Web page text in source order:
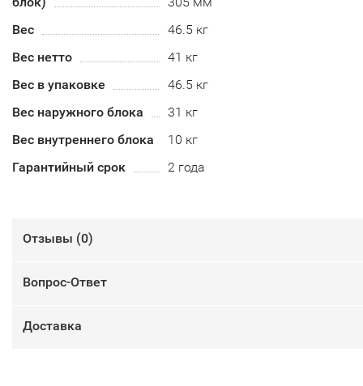
Вес
46.5 кг
Вес нетто
41 кг
Вес в упаковке
46.5 кг
Вес наружного блока
31 кг
Вес внутреннего блока
10 кг
Гарантийный срок
2 года
Отзывы (0)
Вопрос-Ответ
Доставка